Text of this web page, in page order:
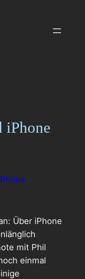
iPhone
Über iPhone
mit Phil
einmal